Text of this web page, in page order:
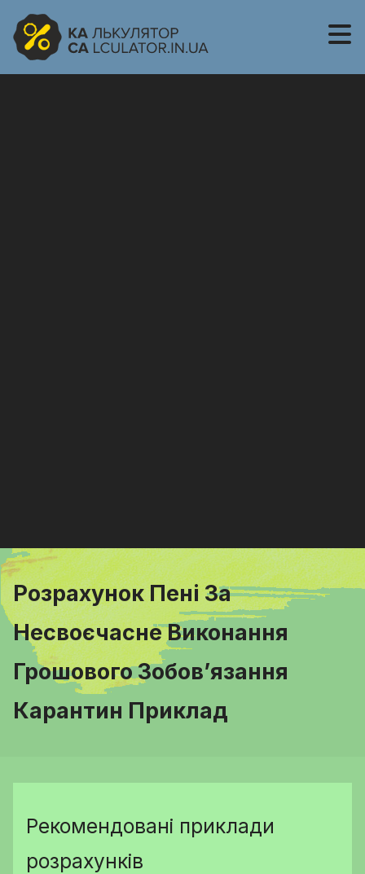
Розрахунок Пені За
Несвоєчасне Виконання
Грошового Зобов’язання
Карантин Приклад
Рекомендовані приклади
розрахунків